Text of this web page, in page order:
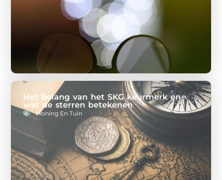
Het belang van het SKG keurmerk en
wat de sterren betekenen
Woning En Tuin